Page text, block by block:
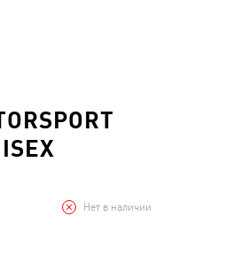
Нет в наличии